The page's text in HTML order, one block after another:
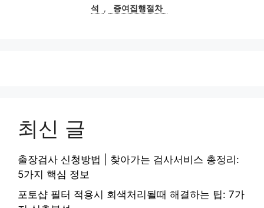
석
, 증여집행절차
최신 글
출장검사 신청방법 | 찾아가는 검사서비스 총정리:
5가지 핵심 정보
포토샵 필터 적용시 회색처리될때 해결하는 팁: 7가